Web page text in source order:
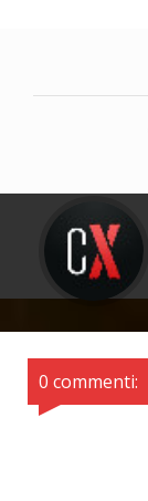
0 commenti: